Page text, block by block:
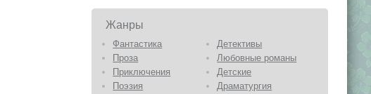
Жанры
Фантастика
Детективы
Проза
Любовные романы
Приключения
Детские
Поэзия
Драматургия